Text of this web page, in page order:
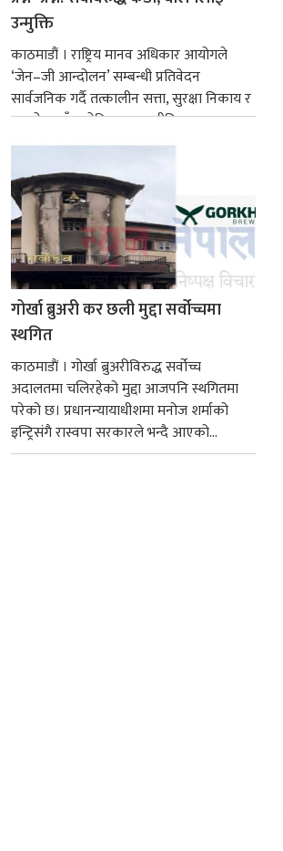
उन्मुक्ति
काठमाडौं । राष्ट्रिय मानव अधिकार आयोगले
‘जेन–जी आन्दोलन’ सम्बन्धी प्रतिवेदन
सार्वजनिक गर्दै तत्कालीन सत्ता, सुरक्षा निकाय र
आन्दोलनसँग जोडिएका राजनीतिक...
गोर्खा ब्रुअरी कर छली मुद्दा सर्वोच्चमा
स्थगित
काठमाडाैं । गोर्खा ब्रुअरीविरुद्ध सर्वोच्च
अदालतमा चलिरहेको मुद्दा आजपनि स्थगितमा
परेको छ। प्रधानन्यायाधीशमा मनोज शर्माको
इन्ट्रिसंगै रास्वपा सरकारले भन्दै आएको...